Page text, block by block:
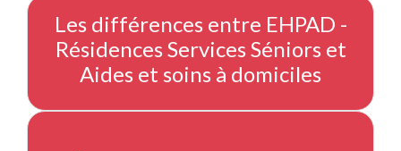
Les différences entre EHPAD -
Résidences Services Séniors et
Aides et soins à domiciles